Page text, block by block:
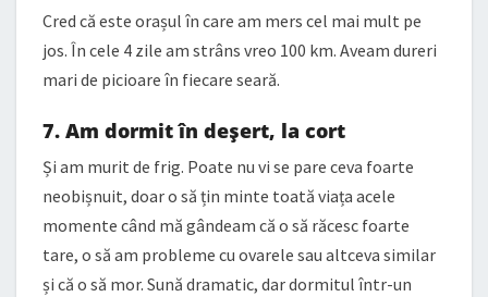
Cred că este orașul în care am mers cel mai mult pe
jos. În cele 4 zile am strâns vreo 100 km. Aveam dureri
mari de picioare în fiecare seară.
7. Am dormit în deșert, la cort
Și am murit de frig. Poate nu vi se pare ceva foarte
neobișnuit, doar o să țin minte toată viața acele
momente când mă gândeam că o să răcesc foarte
tare, o să am probleme cu ovarele sau altceva similar
și că o să mor. Sună dramatic, dar dormitul într-un